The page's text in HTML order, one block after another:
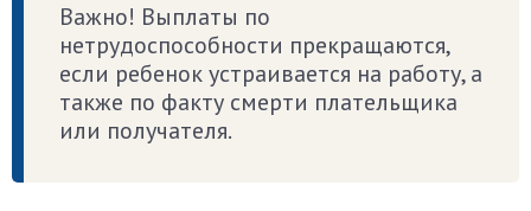
Важно! Выплаты по
нетрудоспособности прекращаются,
если ребенок устраивается на работу, а
также по факту смерти плательщика
или получателя.